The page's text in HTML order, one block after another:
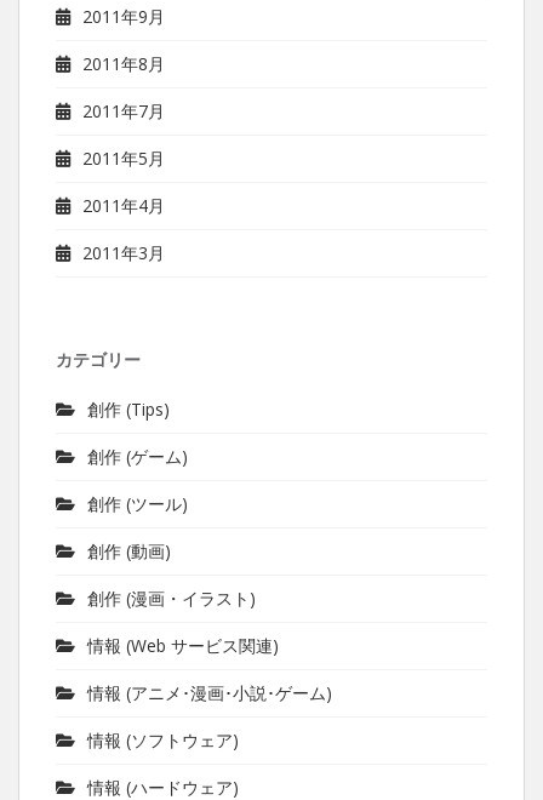
2011年9月
2011年8月
2011年7月
2011年5月
2011年4月
2011年3月
カテゴリー
創作 (Tips)
創作 (ゲーム)
創作 (ツール)
創作 (動画)
創作 (漫画・イラスト)
情報 (Web サービス関連)
情報 (アニメ･漫画･小説･ゲーム)
情報 (ソフトウェア)
情報 (ハードウェア)